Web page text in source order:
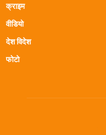
क्राइम
वीडियो
देश विदेश
फोटो